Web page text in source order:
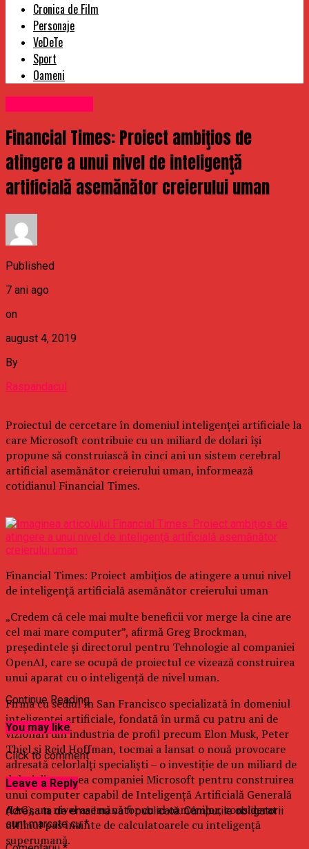
Cronica de Film
Personaje
VeDeTe
Sport
Oameni
Financial Times: Proiect ambiţios de
atingere a unui nivel de inteligenţă
artificială asemănător creierului uman
Published
7 ani ago
on
august 4, 2019
By
Raspandacul
Proiectul de cercetare în domeniul inteligenţei artificiale la
care Microsoft contribuie cu un miliard de dolari îşi
propune să construiască în cinci ani un sistem cerebral
artificial asemănător creierului uman, informează
cotidianul Financial Times.
Financial Times: Proiect ambiţios de atingere a unui nivel
de inteligenţă artificială asemănător creierului uman
„Credem că cele mai multe beneficii vor merge la cine are
cel mai mare computer”, afirmă Greg Brockman,
preşedintele şi directorul pentru Tehnologie al companiei
OpenAI, care se ocupă de proiectul ce vizează construirea
unui aparat cu o inteligenţă de nivel uman.
Firma cu sediul în San Francisco specializată în domeniul
inteligenţei artificiale, fondată în urmă cu patru ani de
vizionari din industria de profil precum Elon Musk, Peter
Thiel şi Reid Hoffman, tocmai a lansat o nouă provocare
adresată celorlalţi specialişti – o investiţie de un miliard de
dolari din partea companiei Microsoft pentru construirea
unui computer capabil de Inteligenţă Artificială Generală
(IAG), un nivel asemănător cu al oamenilor, considerat
ultimul pas înainte de calculatoarele cu inteligenţă
superumană.
Continue Reading
You may like
Click to comment
Leave a Reply
Adresa ta de email nu va fi publicată. Câmpurile obligatorii
sunt marcate cu*